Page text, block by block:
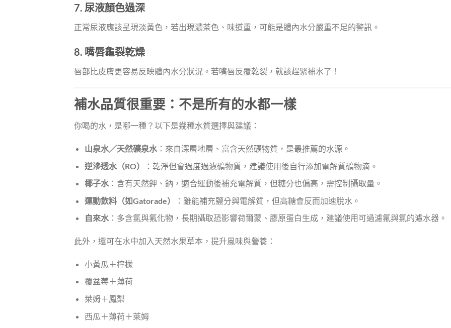
7. 尿液顏色過深
正常尿液應該呈現淡黃色，若出現濃茶色、味道重，可能是體內水分嚴重不足的警訊。
8. 嘴唇龜裂乾燥
唇部比皮膚更容易反映體內水分狀況。若嘴唇反覆乾裂，就該趕緊補水了！
補水品質很重要：不是所有的水都一樣
你喝的水，是哪一種？以下是幾種水質選擇與建議：
山泉水／天然礦泉水：來自深層地層、富含天然礦物質，是最推薦的水源。
逆滲透水（RO）
：乾淨但會過度過濾礦物質，建議使用後自行添加電解質礦物滴。
椰子水：含有天然鉀、鈉，適合運動後補充電解質，但糖分也偏高，需控制攝取量。
運動飲料（如Gatorade）
：雖能補充鹽分與電解質，但高糖會反而加速脫水。
自來水：多含氯與氟化物，長期攝取恐影響荷爾蒙、膠原蛋白生成，建議使用可過濾氟與氯的濾水器。
此外，還可在水中加入天然水果草本，提升風味與營養：
小黃瓜＋檸檬
覆盆莓＋薄荷
萊姆＋鳳梨
西瓜＋薄荷＋萊姆